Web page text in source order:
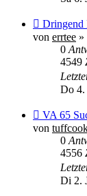
Neuer
Beitrag
Dringend
von errtee »
0
4549
Do 4.
Neuer
Beitrag
VA 65
von
0
4556
Di 2.